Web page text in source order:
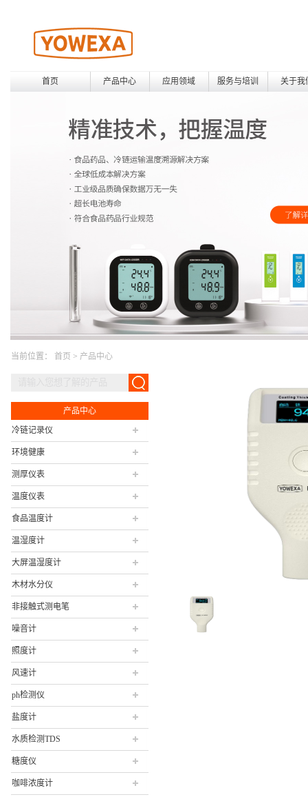
首页 产品中心 应用领域 服务与培训 关于我
当前位置： 首页 > 产品中心
产品中心
冷链记录仪
环境健康
测厚仪表
温度仪表
食品温度计
温湿度计
大屏温湿度计
木材水分仪
非接触式测电笔
噪音计
照度计
风速计
ph检测仪
盐度计
水质检测TDS
糖度仪
咖啡浓度计